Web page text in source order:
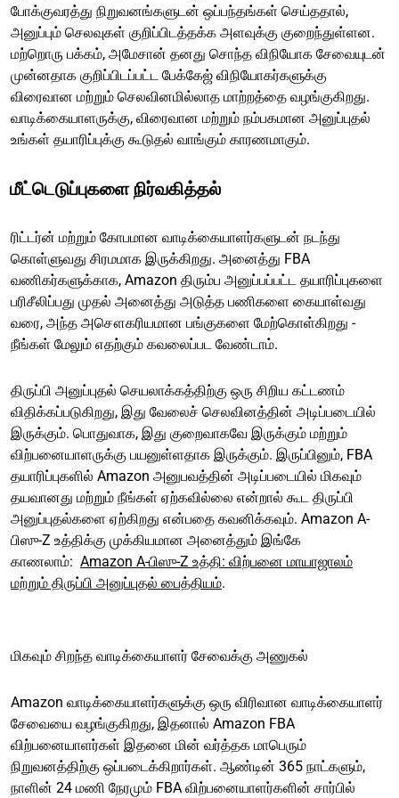
போக்குவரத்து நிறுவனங்களுடன் ஒப்பந்தங்கள் செய்ததால்,
அனுப்பும் செலவுகள் குறிப்பிடத்தக்க அளவுக்கு குறைந்துள்ளன.
மற்றொரு பக்கம், அமேசான் தனது சொந்த விநியோக சேவையுடன்
முன்னதாக குறிப்பிடப்பட்ட பேக்கேஜ் விநியோகர்களுக்கு
விரைவான மற்றும் செலவினமில்லாத மாற்றத்தை வழங்குகிறது.
வாடிக்கையாளருக்கு, விரைவான மற்றும் நம்பகமான அனுப்புதல்
உங்கள் தயாரிப்புக்கு கூடுதல் வாங்கும் காரணமாகும்.
மீட்டெடுப்புகளை நிர்வகித்தல்
ரிட்டர்ன் மற்றும் கோபமான வாடிக்கையாளர்களுடன் நடந்து
கொள்ளுவது சிரமமாக இருக்கிறது. அனைத்து FBA
வணிகர்களுக்காக, Amazon திரும்ப அனுப்பப்பட்ட தயாரிப்புகளை
பரிசீலிப்பது முதல் அனைத்து அடுத்த பணிகளை கையாள்வது
வரை, அந்த அசௌகரியமான பங்குகளை மேற்கொள்கிறது -
நீங்கள் மேலும் எதற்கும் கவலைப்பட வேண்டாம்.
திருப்பி அனுப்புதல் செயலாக்கத்திற்கு ஒரு சிறிய கட்டணம்
விதிக்கப்படுகிறது, இது வேலைச் செலவினத்தின் அடிப்படையில்
இருக்கும். பொதுவாக, இது குறைவாகவே இருக்கும் மற்றும்
விற்பனையாளருக்கு பயனுள்ளதாக இருக்கும். இருப்பினும், FBA
தயாரிப்புகளில் Amazon அனுபவத்தின் அடிப்படையில் மிகவும்
தயவானது மற்றும் நீங்கள் ஏற்கவில்லை என்றால் கூட திருப்பி
அனுப்புதல்களை ஏற்கிறது என்பதை கவனிக்கவும். Amazon A-
பிஸு-Z உத்திக்கு முக்கியமான அனைத்தும் இங்கே
காணலாம்: Amazon A-பிஸு-Z உத்தி: விற்பனை மாயாஜாலம்
மற்றும் திருப்பி அனுப்புதல் பைத்தியம்.
மிகவும் சிறந்த வாடிக்கையாளர் சேவைக்கு அணுகல்
Amazon வாடிக்கையாளர்களுக்கு ஒரு விரிவான வாடிக்கையாளர்
சேவையை வழங்குகிறது, இதனால் Amazon FBA
விற்பனையாளர்கள் இதனை மின் வர்த்தக மாபெரும்
நிறுவனத்திற்கு ஒப்படைக்கிறார்கள். ஆண்டின் 365 நாட்களும்,
நாளின் 24 மணி நேரமும் FBA விற்பனையாளர்களின் சார்பில்